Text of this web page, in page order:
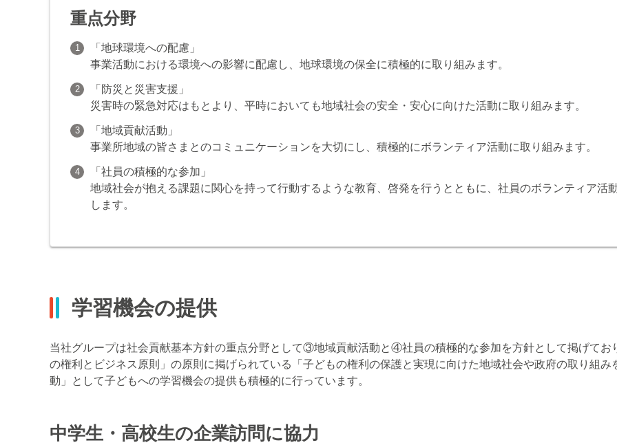
重点分野
1
「地球環境への配慮」
事業活動における環境への影響に配慮し、地球環境の保全に積極的に取り組みます。
2
「防災と災害支援」
災害時の緊急対応はもとより、平時においても地域社会の安全・安心に向けた活動に取り組みます。
3
「地域貢献活動」
事業所地域の皆さまとのコミュニケーションを大切にし、積極的にボランティア活動に取り組みます。
4
「社員の積極的な参加」
地域社会が抱える課題に関心を持って行動するような教育、啓発を行うとともに、社員のボランティア活
します。
学習機会の提供
当社グループは社会貢献基本方針の重点分野として③地域貢献活動と④社員の積極的な参加を方針として掲げてお
の権利とビジネス原則」の原則に掲げられている「子どもの権利の保護と実現に向けた地域社会や政府の取り組み
動」として子どもへの学習機会の提供も積極的に行っています。
中学生・高校生の企業訪問に協力